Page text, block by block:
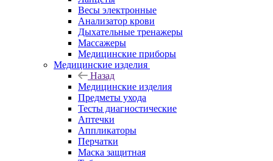
Весы электронные
Анализатор крови
Дыхательные тренажеры
Массажеры
Медицинские приборы
Медицинские изделия
Назад
Медицинские изделия
Предметы ухода
Тесты диагностические
Аптечки
Аппликаторы
Перчатки
Маска защитная